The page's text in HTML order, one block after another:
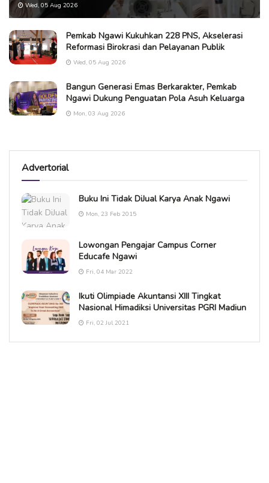
Wed, 05 Aug 2026
Pemkab Ngawi Kukuhkan 228 PNS, Akselerasi
Reformasi Birokrasi dan Pelayanan Publik
Wed, 05 Aug 2026
Bangun Generasi Emas Berkarakter, Pemkab
Ngawi Dukung Penguatan Pola Asuh Keluarga
Mon, 03 Aug 2026
Advertorial
Buku Ini Tidak DiJual Karya Anak Ngawi
Mon, 23 Feb 2015
Lowongan Pengajar Campus Corner
Educafe Ngawi
Fri, 04 Mar 2022
Ikuti Olimpiade Akuntansi XIII Tingkat
Nasional Himadiksi Universitas PGRI Madiun
Fri, 02 Jul 2021